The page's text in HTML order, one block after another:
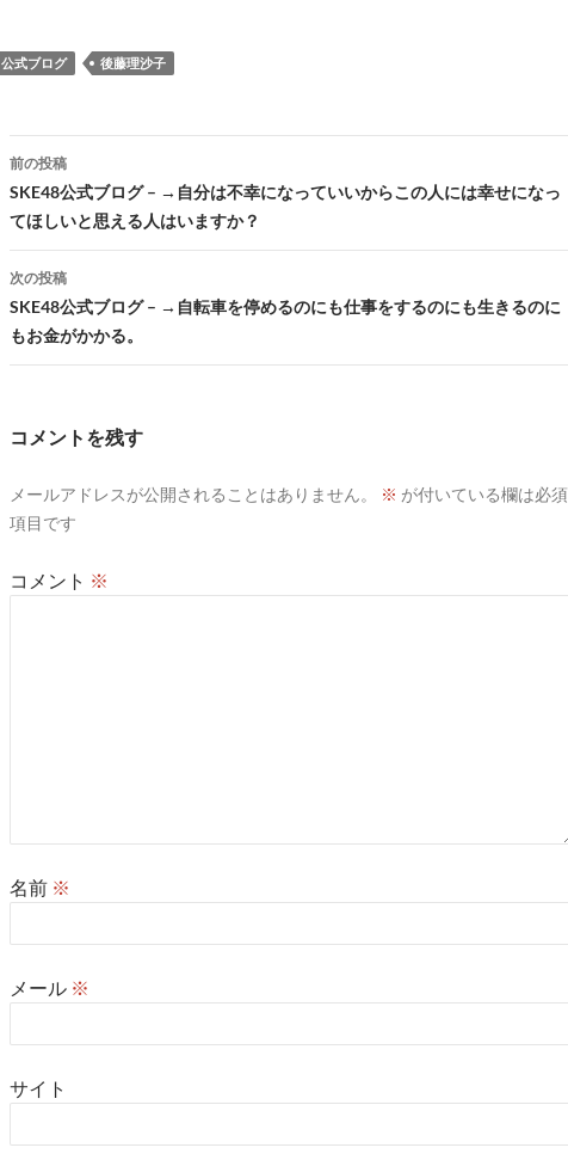
公式ブログ 後藤理沙子
投
稿
ナ
ビ
ゲ
ー
ョ
ン
前の投稿
SKE48公式ブログ – →自分は不幸になっていいからこの人には幸せになっ
てほしいと思える人はいますか？
次の投稿
SKE48公式ブログ – →自転車を停めるのにも仕事をするのにも生きるのに
もお金がかかる。
コメントを残す
メールアドレスが公開されることはありません。 ※ が付いている欄は必須
項目です
コメント ※
名前 ※
メール ※
サイト